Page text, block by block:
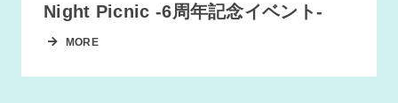
Night Picnic -6周年記念イベント-
MORE